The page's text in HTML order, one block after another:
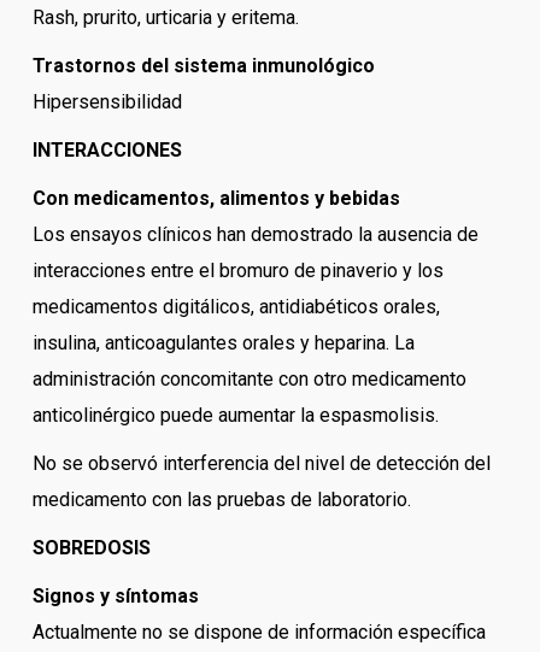
Rash, prurito, urticaria y eritema.
Trastornos del sistema inmunológico
Hipersensibilidad
INTERACCIONES
Con medicamentos, alimentos y bebidas
Los ensayos clínicos han demostrado la ausencia de
interacciones entre el bromuro de pinaverio y los
medicamentos digitálicos, antidiabéticos orales,
insulina, anticoagulantes orales y heparina. La
administración concomitante con otro medicamento
anticolinérgico puede aumentar la espasmolisis.
No se observó interferencia del nivel de detección del
medicamento con las pruebas de laboratorio.
SOBREDOSIS
Signos y síntomas
Actualmente no se dispone de información específica